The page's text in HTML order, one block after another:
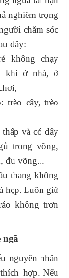
nghiêm trọng
chăm sóc
đây:
không chạy
khi ở nhà, ở
trèo cây, trèo
và có dây
trong võng,
đu võng...
thang không
hẹp. Luôn giữ
không trơn
ngã
nguyên nhân
hợp. Nếu